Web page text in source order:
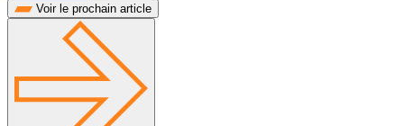
Voir le prochain article